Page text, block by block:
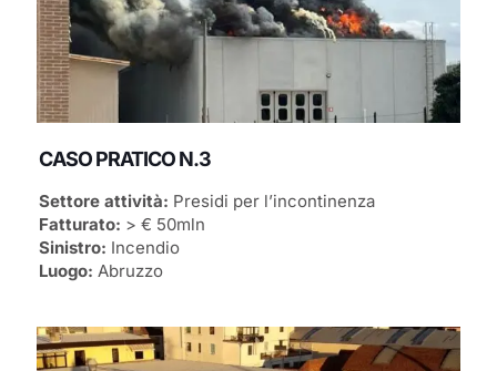
CASO PRATICO N.3
Settore attività: Presidi per l’incontinenza
Fatturato: > € 50mln
Sinistro: Incendio
Luogo: Abruzzo